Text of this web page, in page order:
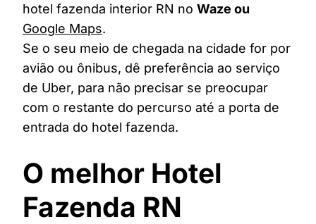
hotel fazenda interior RN no Waze ou
Google Maps.
Se o seu meio de chegada na cidade for por
avião ou ônibus, dê preferência ao serviço
de Uber, para não precisar se preocupar
com o restante do percurso até a porta de
entrada do hotel fazenda.
O melhor Hotel
Fazenda RN